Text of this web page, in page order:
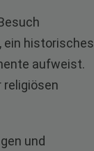
ein historisches
aufweist.
religiösen
und